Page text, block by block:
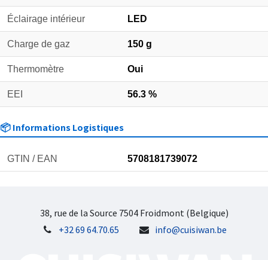
Éclairage intérieur LED
Charge de gaz 150 g
Thermomètre Oui
EEI 56.3 %
📦 Informations Logistiques
GTIN / EAN 5708181739072
38, rue de la Source 7504 Froidmont (Belgique)
+32 69 64.70.65
info@cuisiwan.be